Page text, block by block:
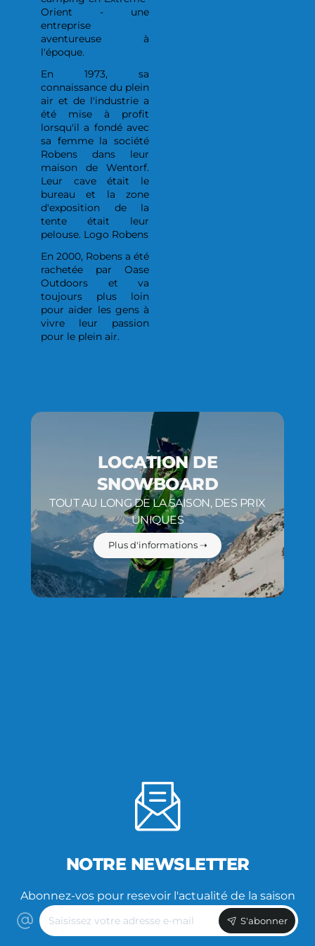
Orient - une
entreprise
aventureuse à
l'époque.
En 1973, sa
connaissance du plein
air et de l'industrie a
été mise à profit
lorsqu'il a fondé avec
sa femme la société
Robens dans leur
maison de Wentorf.
Leur cave était le
bureau et la zone
d'exposition de la
tente était leur
pelouse. Logo Robens
En 2000, Robens a été
rachetée par Oase
Outdoors et va
toujours plus loin
pour aider les gens à
vivre leur passion
pour le plein air.
LOCATION DE
SNOWBOARD
TOUT AU LONG DE LA SAISON, DES PRIX
UNIQUES
Plus d'informations ➝
NOTRE NEWSLETTER
Abonnez-vos pour resevoir l'actualité de la saison
Saisissez
votre
adresse
S'abonner